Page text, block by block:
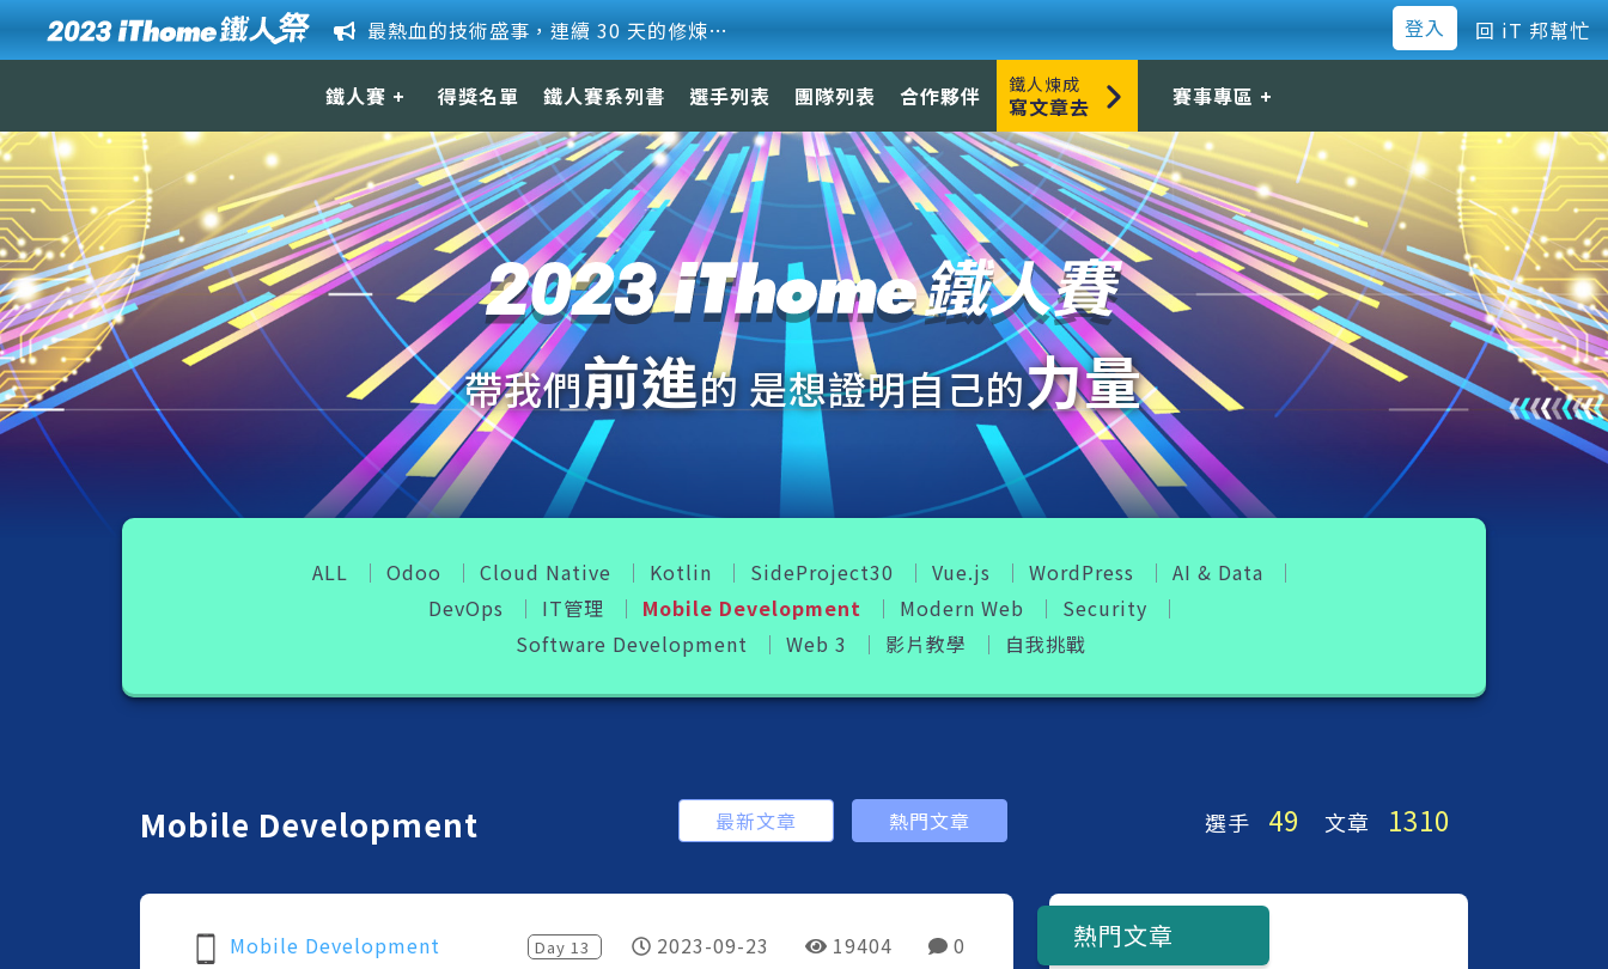
最熱血的技術盛事，連續 30 天的修煉【2026 iThome 鐵人賽】8 月 1 日賽事正式開啟！ 登入 回 iT 邦幫忙
鐵人賽
關於鐵人賽
競賽主題
獎項 & 獎品
活動辦法
得獎名單 鐵人賽系列書 選手列表 團隊列表 合作夥伴 鐵人煉成
寫文章去 賽事專區
所有參賽文章
Odoo
Cloud Native
Kotlin
SideProject30
Vue.js
WordPress
AI & Data
ModernWeb
Web 3
影片教學
帶我們前進的 是想證明自己的力量
ALL Odoo Cloud Native Kotlin SideProject30 Vue.js WordPress
AI & Data
DevOps
IT管理 Mobile Development Modern Web
Security
Software Development
Web 3 影片教學 自我挑戰
Mobile Development 最新文章 熱門文章 選手 49 文章 1310
Mobile Development Day 13 2023-09-23 19404 0 熱門文章